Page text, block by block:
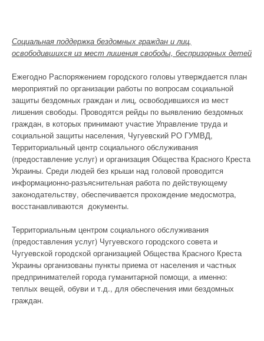
Социальная поддержка бездомных граждан и лиц,
освободившихся из мест лишения свободы, беспризорных детей
Ежегодно Распоряжением городского головы утверждается план
мероприятий по организации работы по вопросам социальной
защиты бездомных граждан и лиц, освободившихся из мест
лишения свободы. Проводятся рейды по выявлению бездомных
граждан, в которых принимают участие Управление труда и
социальной защиты населения, Чугуевский РО ГУМВД,
Территориальный центр социального обслуживания
(предоставление услуг) и организация Общества Красного Креста
Украины. Среди людей без крыши над головой проводится
информационно-разъяснительная работа по действующему
законодательству, обеспечивается прохождение медосмотра,
восстанавливаются документы.
Территориальным центром социального обслуживания
(предоставления услуг) Чугуевского городского совета и
Чугуевской городской организацией Общества Красного Креста
Украины организованы пункты приема от населения и частных
предпринимателей города гуманитарной помощи, а именно:
теплых вещей, обуви и т.д., для обеспечения ими бездомных
граждан.